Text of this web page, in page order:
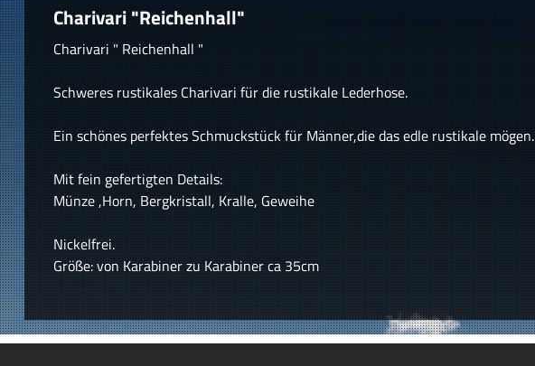
Charivari "Reichenhall"
Charivari " Reichenhall "
Schweres rustikales Charivari für die rustikale Lederhose.
Ein schönes perfektes Schmuckstück für Männer,die das edle rustikale mögen.
Mit fein gefertigten Details:
Münze ,Horn, Bergkristall, Kralle, Geweihe
Nickelfrei.
Größe: von Karabiner zu Karabiner ca 35cm